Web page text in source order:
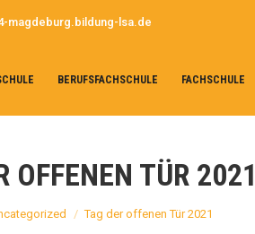
magdeburg.bildung-lsa.de
BERUFSFACHSCHULE FACHSCHULE
OFFENEN TÜR 2021
sich hier:Tag der offenen Tür 2021